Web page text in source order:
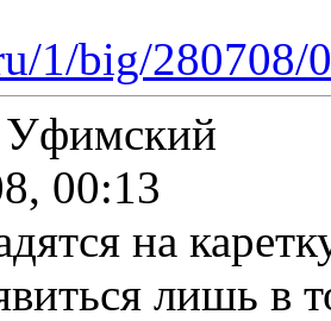
1/big/280708/
00:13
на
лишь в